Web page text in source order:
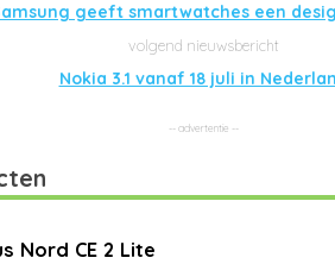
geeft smartwatches een
Nokia 3.1 vanaf 18 juli in
Nord CE 2 Lite